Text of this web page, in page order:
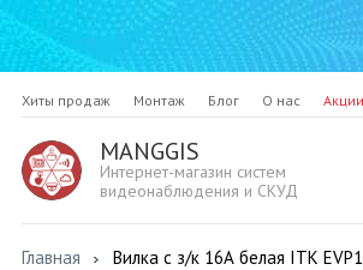
Хиты продаж Монтаж Блог О нас Акции
MANGGIS
Интернет-магазин систем
видеонаблюдения и СКУД
Главная Вилка с з/к 16А белая ITK